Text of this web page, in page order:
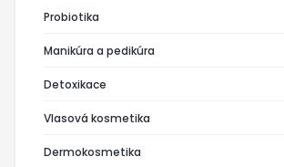
Probiotika
Manikúra a pedikúra
Detoxikace
Vlasová kosmetika
Dermokosmetika